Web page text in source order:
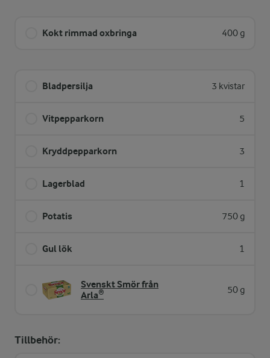
Kokt rimmad oxbringa 400 g
Bladpersilja 3 kvistar
Vitpepparkorn 5
Kryddpepparkorn 3
Lagerblad 1
Potatis 750 g
Gul lök 1
Svenskt Smör från
Arla®
50 g
Tillbehör: